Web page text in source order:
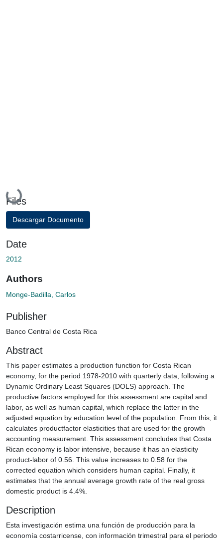
Loading...
Files
Descargar Documento
Date
2012
Authors
Monge-Badilla, Carlos
Publisher
Banco Central de Costa Rica
Abstract
This paper estimates a production function for Costa Rican
economy, for the period 1978-2010 with quarterly data, following a
Dynamic Ordinary Least Squares (DOLS) approach. The
productive factors employed for this assessment are capital and
labor, as well as human capital, which replace the latter in the
adjusted equation by education level of the population. From this, it
calculates productfactor elasticities that are used for the growth
accounting measurement. This assessment concludes that Costa
Rican economy is labor intensive, because it has an elasticity
product-labor of 0.56. This value increases to 0.58 for the
corrected equation which considers human capital. Finally, it
estimates that the annual average growth rate of the real gross
domestic product is 4.4%.
Description
Esta investigación estima una función de producción para la
economía costarricense, con información trimestral para el periodo